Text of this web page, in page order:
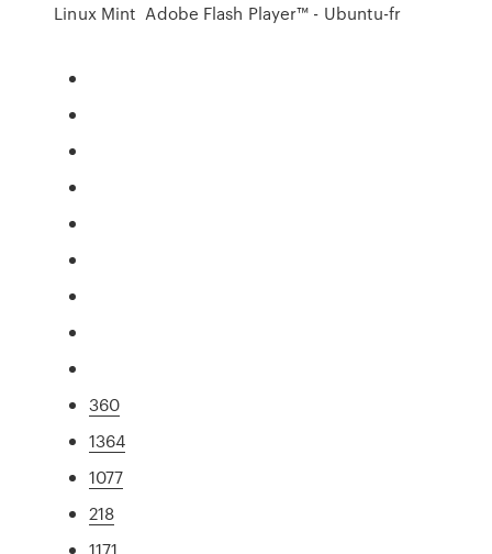
Linux Mint Adobe Flash Player™ - Ubuntu-fr
360
1364
1077
218
1171